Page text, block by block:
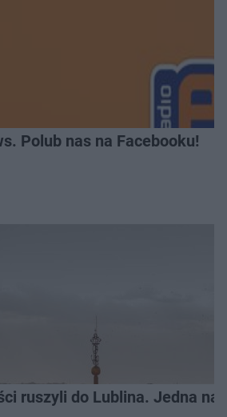
Polub nas na Facebooku!
ruszyli do Lublina. Jedna